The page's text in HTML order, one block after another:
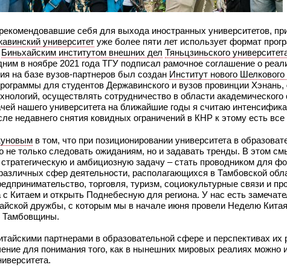
себя для выхода иностранных университетов,
университет уже более пяти лет использует формат
Биньхайским институтом внешних дел Тяньцзиньского
в ноябре 2021 года ТГУ подписал рамочное соглашение о
на базе вузов-партнеров был создан Институт нового Шелкового
для студентов Державинского и вузов провинции Хэнань,
осуществлять сотрудничество в области
нашего университета на ближайшие годы я считаю
недавнего снятия ковидных ограничений в КНР к этому есть
в том, что при позиционировании университета в
не только следовать ожиданиям, но и задавать тренды. В этом
и амбициозную задачу – стать проводником для
сфер деятельности, располагающихся в Тамбовской
торговля, туризм, социокультурные связи и
Китаем и открыть Поднебесную для региона. У нас есть
дружбы, с которым мы в начале июня провели Неделю
Тамбовщины.
партнерами в образовательной сфере и перспективах их
для понимания того, как в нынешних мировых реалиях можно